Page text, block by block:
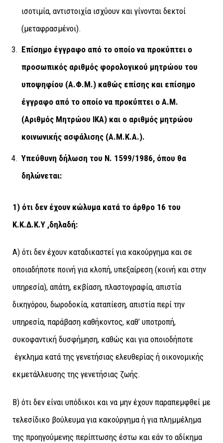
ισοτιμία, αντιστοιχία ισχύουν και γίνονται δεκτοί
(μεταφρασμένοι).
Επίσημο έγγραφο από το οποίο να προκύπτει ο
προσωπικός αριθμός φορολογικού μητρώου του
υποψηφίου (Α.Φ.Μ.) καθώς επίσης και επίσημο
έγγραφο από το οποίο να προκύπτει ο Α.Μ.
(Αριθμός Μητρώου ΙΚΑ) και ο αριθμός μητρώου
κοινωνικής ασφάλισης (Α.Μ.Κ.Α.).
Υπεύθυνη δήλωση του Ν. 1599/1986, όπου θα
δηλώνεται:
1) ότι δεν έχουν κώλυµα κατά το άρθρο 16 του
Κ.Κ.Δ.Κ.Υ ,δηλαδή:
Α) ότι δεν έχουν καταδικαστεί για κακούργηµα και σε
οποιαδήποτε ποινή για κλοπή, υπεξαίρεση (κοινή και στην
υπηρεσία), απάτη, εκβίαση, πλαστογραφία, απιστία
δικηγόρου, δωροδοκία, καταπίεση, απιστία περί την
υπηρεσία, παράβαση καθήκοντος, καθ’ υποτροπή,
συκοφαντική δυσφήμηση, καθώς και για οπoιoδήποτε
έγκληµα κατά της γενετήσιας ελευθερίας ή οικονοµικής
εκµετάλλευσης της γενετήσιας ζωής.
Β) ότι δεν είναι υπόδικοι και να µην έχουν παραπεµφθεί µε
τελεσίδικο βούλευµα για κακούργηµα ή για πληµµέληµα
της προηγούµενης περίπτωσης έστω και εάν το αδίκηµα